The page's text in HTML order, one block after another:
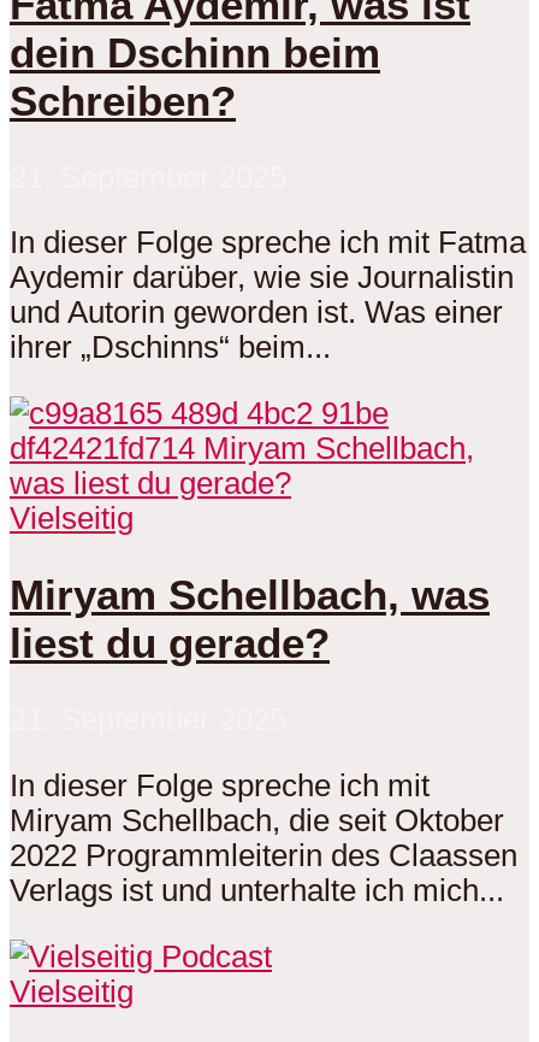
dein Dschinn beim
Schreiben?
In dieser Folge spreche ich mit Fatma
Aydemir darüber, wie sie Journalistin
und Autorin geworden ist. Was einer
ihrer „Dschinns“ beim...
Vielseitig
Miryam Schellbach, was
liest du gerade?
In dieser Folge spreche ich mit
Miryam Schellbach, die seit Oktober
2022 Programmleiterin des Claassen
Verlags ist und unterhalte ich mich...
Vielseitig